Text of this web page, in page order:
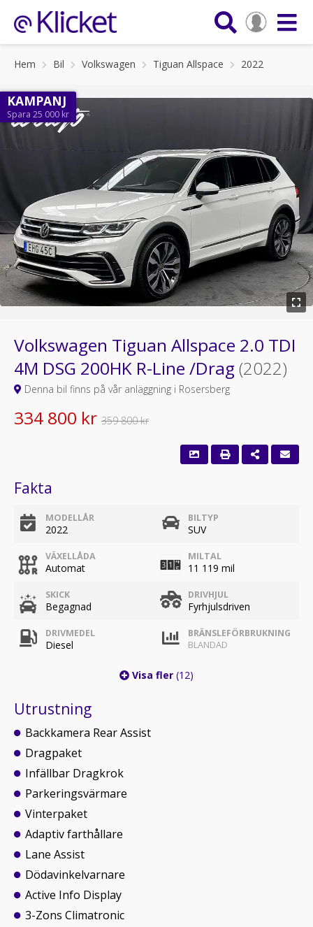
Hem Bil Volkswagen Tiguan Allspace 2022
KAMPANJ
Spara 25 000 kr
Volkswagen Tiguan Allspace 2.0 TDI
4M DSG 200HK R-Line /Drag (2022)
Denna bil finns på vår anläggning i Rosersberg
334 800 kr 359 800 kr
Fakta
MODELLÅR
2022
BILTYP
SUV
VÄXELLÅDA
Automat
MILTAL
11 119 mil
SKICK
Begagnad
DRIVHJUL
Fyrhjulsdriven
DRIVMEDEL
Diesel
BRÄNSLEFÖRBRUKNING
BLANDAD
Visa fler (12)
Utrustning
Backkamera Rear Assist
Dragpaket
Infällbar Dragkrok
Parkeringsvärmare
Vinterpaket
Adaptiv farthållare
Lane Assist
Dödavinkelvarnare
Active Info Display
3-Zons Climatronic